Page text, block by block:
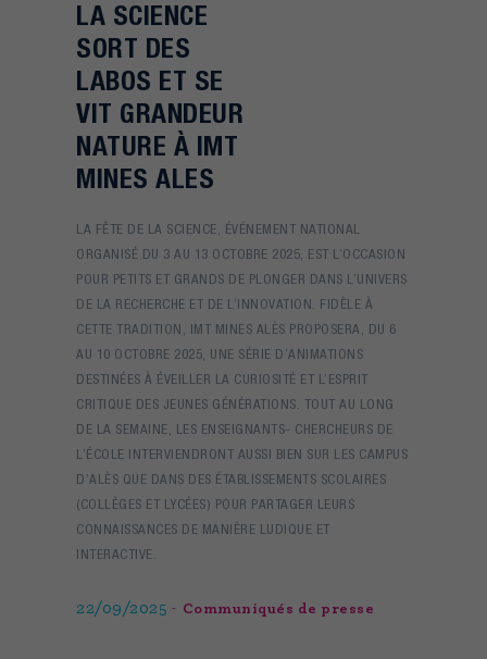
LA SCIENCE
SORT DES
LABOS ET SE
VIT GRANDEUR
NATURE À IMT
MINES ALES
LA FÊTE DE LA SCIENCE, ÉVÉNEMENT NATIONAL
ORGANISÉ DU 3 AU 13 OCTOBRE 2025, EST L’OCCASION
POUR PETITS ET GRANDS DE PLONGER DANS L’UNIVERS
DE LA RECHERCHE ET DE L’INNOVATION. FIDÈLE À
CETTE TRADITION, IMT MINES ALÈS PROPOSERA, DU 6
AU 10 OCTOBRE 2025, UNE SÉRIE D’ANIMATIONS
DESTINÉES À ÉVEILLER LA CURIOSITÉ ET L’ESPRIT
CRITIQUE DES JEUNES GÉNÉRATIONS. TOUT AU LONG
DE LA SEMAINE, LES ENSEIGNANTS- CHERCHEURS DE
L’ÉCOLE INTERVIENDRONT AUSSI BIEN SUR LES CAMPUS
D’ALÈS QUE DANS DES ÉTABLISSEMENTS SCOLAIRES
(COLLÈGES ET LYCÉES) POUR PARTAGER LEURS
CONNAISSANCES DE MANIÈRE LUDIQUE ET
INTERACTIVE.
22/09/2025 Communiqués de presse